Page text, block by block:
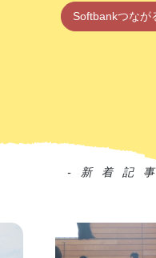
Softbankつなが
-新着記